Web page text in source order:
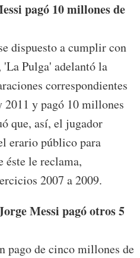
pagó 10 millones de
dispuesto a cumplir con
Pulga' adelantó la
correspondientes
y pagó 10 millones
que, así, el jugador
erario público para
éste le reclama,
2007 a 2009.
Messi pagó otros 5
pago de cinco millones de